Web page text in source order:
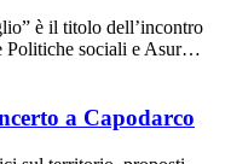
è il titolo dell’incontro
Politiche sociali e Asur…
a Capodarco